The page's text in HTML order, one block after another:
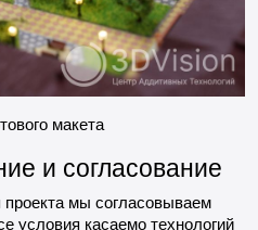
макета
и согласование
мы согласовываем
условия касаемо технологий